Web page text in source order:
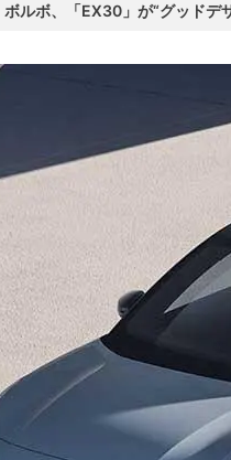
ボルボ、「EX30」が“グッドデ